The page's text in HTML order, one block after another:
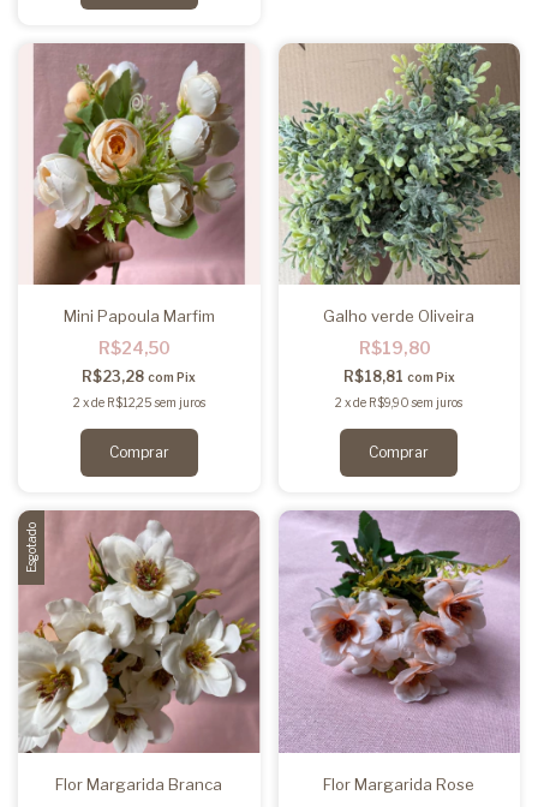
Mini Papoula Marfim
R$24,50
R$23,28com Pix
2 xde R$12,25 sem juros
Galho verde Oliveira
R$19,80
R$18,81 com Pix
2 xde R$9,90 sem juros
Esgotado
Flor Margarida Branca Flor Margarida Rose